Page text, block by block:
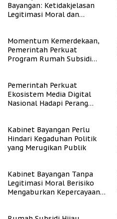
Bayangan: Ketidakjelasan
Legitimasi Moral dan
Momentum Kemerdekaan,
Pemerintah Perkuat
Program Rumah Subsidi
Pemerintah Perkuat
Ekosistem Media Digital
Nasional Hadapi Perang
Kabinet Bayangan Perlu
Hindari Kegaduhan Politik
yang Merugikan Publik
Kabinet Bayangan Tanpa
Legitimasi Moral Berisiko
Mengaburkan Kepercayaan